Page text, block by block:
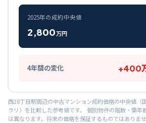
2025年の成約中央値
2,800万円
4年間の変化 +400
西28丁目駅周辺の中古マンション成約価格の中央値（
ラリ）を比較した参考値です。 個別物件の階数・築年
は異なります。将来の価格を保証するものではありませ